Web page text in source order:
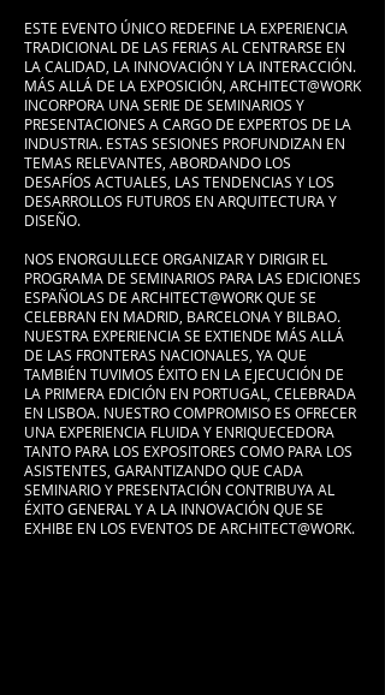
ESTE EVENTO ÚNICO REDEFINE LA EXPERIENCIA
TRADICIONAL DE LAS FERIAS AL CENTRARSE EN
LA CALIDAD, LA INNOVACIÓN Y LA INTERACCIÓN.
MÁS ALLÁ DE LA EXPOSICIÓN, ARCHITECT@WORK
INCORPORA UNA SERIE DE SEMINARIOS Y
PRESENTACIONES A CARGO DE EXPERTOS DE LA
INDUSTRIA. ESTAS SESIONES PROFUNDIZAN EN
TEMAS RELEVANTES, ABORDANDO LOS
DESAFÍOS ACTUALES, LAS TENDENCIAS Y LOS
DESARROLLOS FUTUROS EN ARQUITECTURA Y
DISEÑO.
NOS ENORGULLECE ORGANIZAR Y DIRIGIR EL
PROGRAMA DE SEMINARIOS PARA LAS EDICIONES
ESPAÑOLAS DE ARCHITECT@WORK QUE SE
CELEBRAN EN MADRID, BARCELONA Y BILBAO.
NUESTRA EXPERIENCIA SE EXTIENDE MÁS ALLÁ
DE LAS FRONTERAS NACIONALES, YA QUE
TAMBIÉN TUVIMOS ÉXITO EN LA EJECUCIÓN DE
LA PRIMERA EDICIÓN EN PORTUGAL, CELEBRADA
EN LISBOA. NUESTRO COMPROMISO ES OFRECER
UNA EXPERIENCIA FLUIDA Y ENRIQUECEDORA
TANTO PARA LOS EXPOSITORES COMO PARA LOS
ASISTENTES, GARANTIZANDO QUE CADA
SEMINARIO Y PRESENTACIÓN CONTRIBUYA AL
ÉXITO GENERAL Y A LA INNOVACIÓN QUE SE
EXHIBE EN LOS EVENTOS DE ARCHITECT@WORK.